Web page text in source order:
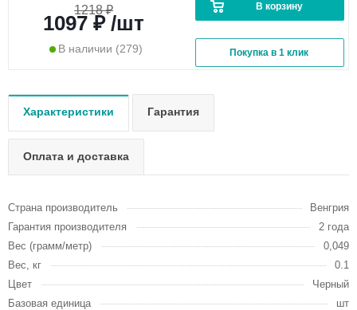
1218 ₽
1097 ₽ /шт
В наличии (279)
В корзину
Покупка в 1 клик
Характеристики Гарантия
Оплата и доставка
Страна производитель
Венгрия
Гарантия производителя
2 года
Вес (грамм/метр)
0,049
Вес, кг
0.1
Цвет
Черный
Базовая единица
шт